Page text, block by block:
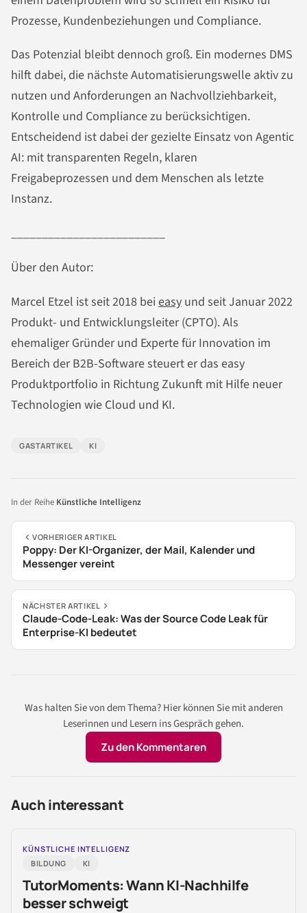
Prozesse, Kundenbeziehungen und Compliance.
Das Potenzial bleibt dennoch groß. Ein modernes DMS
hilft dabei, die nächste Automatisierungswelle aktiv zu
nutzen und Anforderungen an Nachvollziehbarkeit,
Kontrolle und Compliance zu berücksichtigen.
Entscheidend ist dabei der gezielte Einsatz von Agentic
AI: mit transparenten Regeln, klaren
Freigabeprozessen und dem Menschen als letzte
Instanz.
_________________________
Über den Autor:
Marcel Etzel ist seit 2018 beieasy und seit Januar 2022
Produkt- und Entwicklungsleiter (CPTO). Als
ehemaliger Gründer und Experte für Innovation im
Bereich der B2B-Software steuert er das easy
Produktportfolio in Richtung Zukunft mit Hilfe neuer
Technologien wie Cloud und KI.
GASTARTIKEL KI
In der Reihe Künstliche Intelligenz
VORHERIGER ARTIKEL
Poppy: Der KI-Organizer, der Mail, Kalender und
Messenger vereint
NÄCHSTER ARTIKEL
Claude-Code-Leak: Was der Source Code Leak für
Enterprise-KI bedeutet
Was halten Sie von dem Thema? Hier können Sie mit anderen
Leserinnen und Lesern ins Gespräch gehen.
Zu den Kommentaren
Auch interessant
KÜNSTLICHE INTELLIGENZ
BILDUNG
KI
TutorMoments: Wann KI-Nachhilfe
besser schweigt